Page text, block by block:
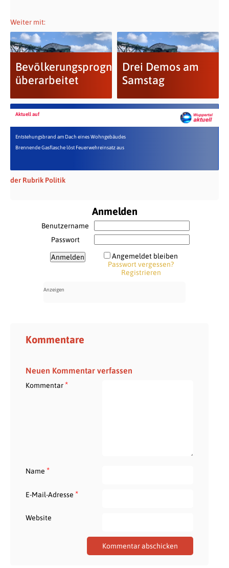
Weiter mit:
Bevölkerungsprognose
überarbeitet
Drei Demos am
Samstag
Aktuell auf
Entstehungsbrand am Dach eines Wohngebäudes
Brennende Gasflasche löst Feuerwehreinsatz aus
der Rubrik Politik
Anmelden
Benutzername
Passwort
Angemeldet bleiben
Passwort vergessen?
Registrieren
Kommentare
Neuen Kommentar verfassen
Kommentar*
Name *
E-Mail-Adresse *
Website